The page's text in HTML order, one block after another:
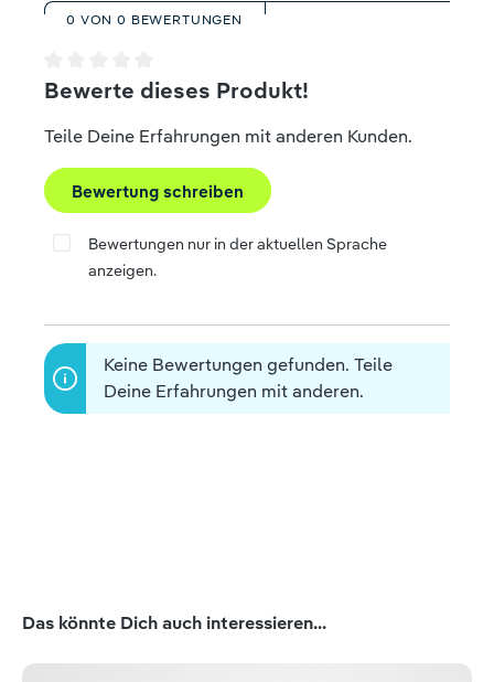
0 VON 0 BEWERTUNGEN
Durchschnittliche Bewertung von 0 von 5 Sternen
Bewerte dieses Produkt!
Teile Deine Erfahrungen mit anderen Kunden.
Bewertung schreiben
Bewertungen nur in der aktuellen Sprache
anzeigen.
Keine Bewertungen gefunden. Teile
Deine Erfahrungen mit anderen.
Produktgalerie überspringen
Das könnte Dich auch interessieren...